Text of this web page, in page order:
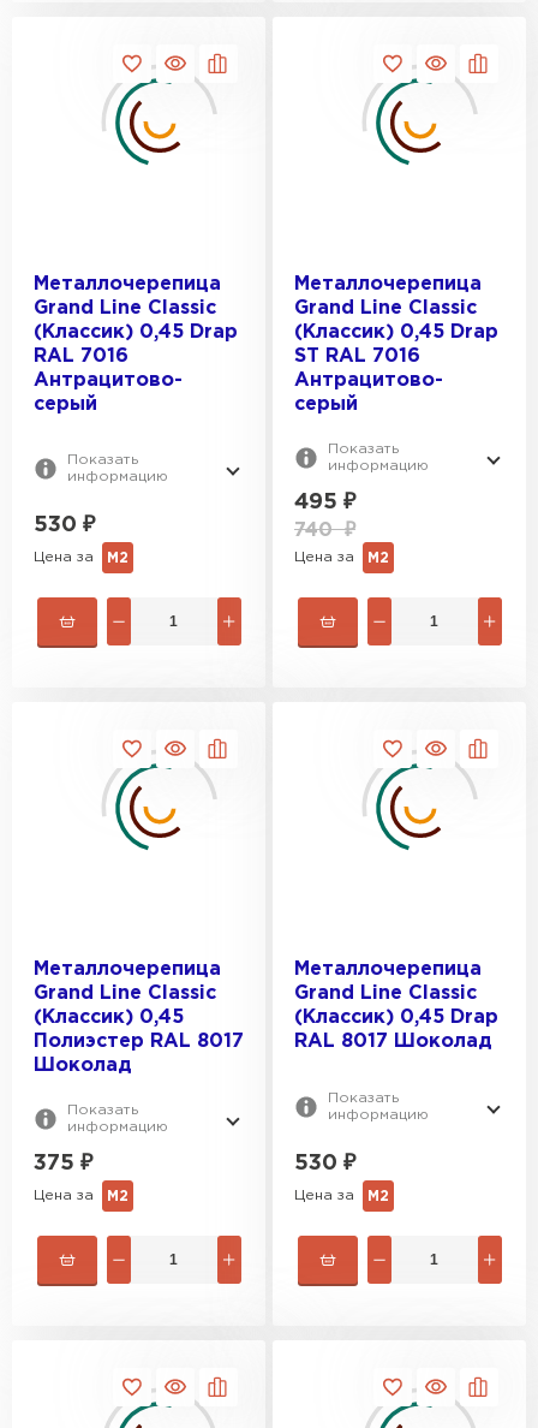
Металлочерепица
Grand Line Classic
(Классик) 0,45 Drap
RAL 7016
Антрацитово-
серый
Показать
информацию
530 ₽
Цена за М2
Металлочерепица
Grand Line Classic
(Классик) 0,45 Drap
ST RAL 7016
Антрацитово-
серый
Показать
информацию
495 ₽
740₽
Цена за М2
Металлочерепица
Grand Line Classic
(Классик) 0,45
Полиэстер RAL 8017
Шоколад
Показать
информацию
375 ₽
Цена за М2
Металлочерепица
Grand Line Classic
(Классик) 0,45 Drap
RAL 8017 Шоколад
Показать
информацию
530 ₽
Цена за М2
Водосточная система